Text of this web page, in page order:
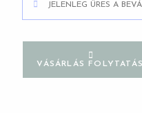
JELENLEG ÜRES A
VÁSÁRLÁS